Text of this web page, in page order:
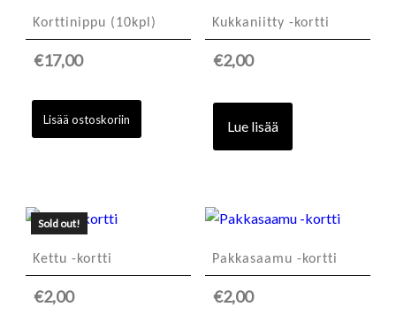
Korttinippu (10kpl)
€17,00
Lisää ostoskoriin
Kukkaniitty -kortti
€2,00
Lue lisää
Sold out!
Kettu -kortti
€2,00
Pakkasaamu -kortti
€2,00